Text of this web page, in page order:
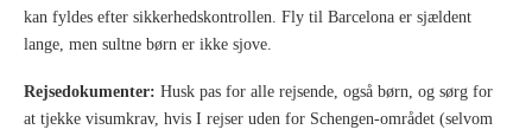
kan fyldes efter sikkerhedskontrollen. Fly til Barcelona er sjældent
lange, men sultne børn er ikke sjove.
Rejsedokumenter: Husk pas for alle rejsende, også børn, og sørg for
at tjekke visumkrav, hvis I rejser uden for Schengen-området (selvom